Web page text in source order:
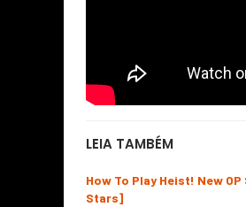
LEIA TAMBÉM
How To Play Heist! New
Stars]